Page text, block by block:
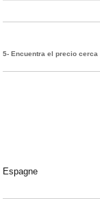
5- Encuentra el precio cerca
Espagne